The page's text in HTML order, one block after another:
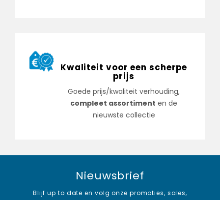
Kwaliteit voor een scherpe
prijs
Goede prijs/kwaliteit verhouding,
compleet assortiment en de
nieuwste collectie
Nieuwsbrief
Blijf up to date en volg onze promoties, sales,